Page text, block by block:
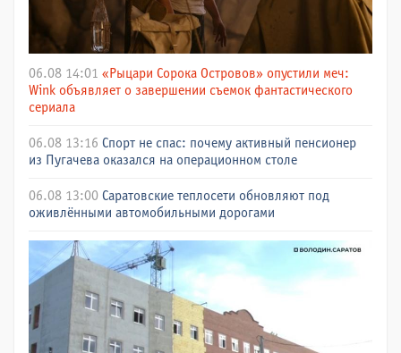
06.08 14:01 «Рыцари Сорока Островов» опустили меч:
Wink объявляет о завершении съемок фантастического
сериала
06.08 13:16 Спорт не спас: почему активный пенсионер
из Пугачева оказался на операционном столе
06.08 13:00 Саратовские теплосети обновляют под
оживлёнными автомобильными дорогами